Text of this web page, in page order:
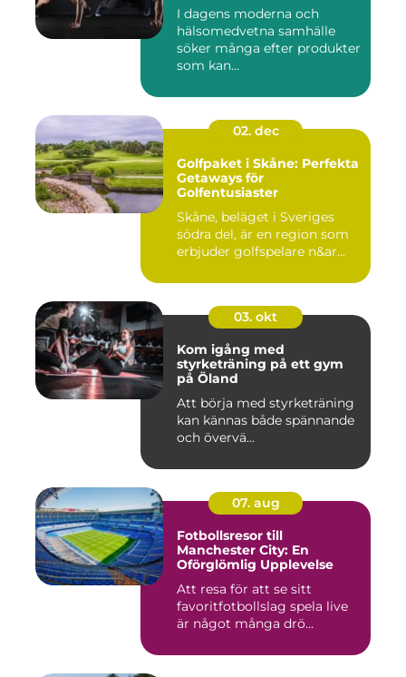
I dagens moderna och
hälsomedvetna samhälle
söker många efter produkter
som kan...
02. dec
Golfpaket i Skåne: Perfekta
Getaways för
Golfentusiaster
Skåne, beläget i Sveriges
södra del, är en region som
erbjuder golfspelare n&ar...
03. okt
Kom igång med
styrketräning på ett gym
på Öland
Att börja med styrketräning
kan kännas både spännande
och övervä...
07. aug
Fotbollsresor till
Manchester City: En
Oförglömlig Upplevelse
Att resa för att se sitt
favoritfotbollslag spela live
är något många drö...